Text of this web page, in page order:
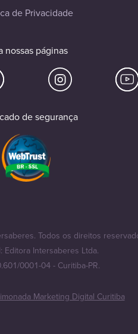
de Privacidade
nossas páginas
de segurança
Todos os direitos
Editora Intersaberes Ltda.
0001-04 - Curitiba-PR.
Marketing Digital Curitiba